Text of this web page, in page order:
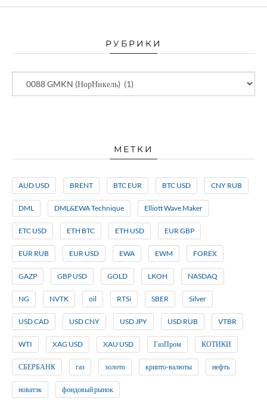
РУБРИКИ
МЕТКИ
AUD USD BRENT BTC EUR BTC USD CNY RUB
DML DML&EWA Technique Elliott Wave Maker
ETC USD ETH BTC ETH USD EUR GBP
EUR RUB EUR USD EWA EWM FOREX
GAZP GBP USD GOLD LKOH NASDAQ
NG NVTK oil RTSi SBER Silver
USD CAD USD CNY USD JPY USD RUB VTBR
WTI XAG USD XAU USD ГазПром КОТИКИ
СБЕРБАНК газ золото крипто-валюты нефть
новатэк фондовый рынок